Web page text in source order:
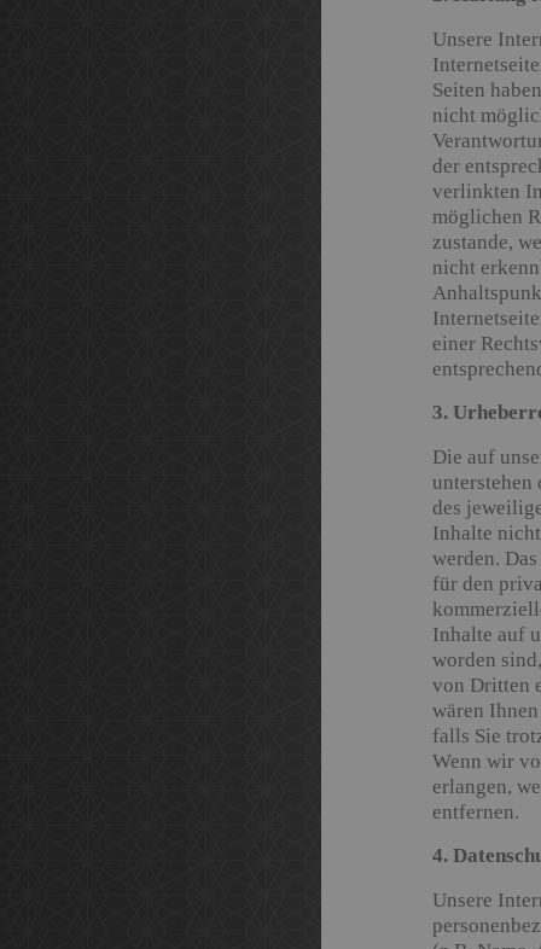
Unsere
Seiten
nicht
der
verlinkten
möglichen
zustande,
nicht
einer
3.
Die auf
unterstehen
des
Inhalte
werden.
für den
Inhalte auf
worden
von Dritten
wären
falls Sie
Wenn wir
erlangen,
entfernen.
4.
Unsere